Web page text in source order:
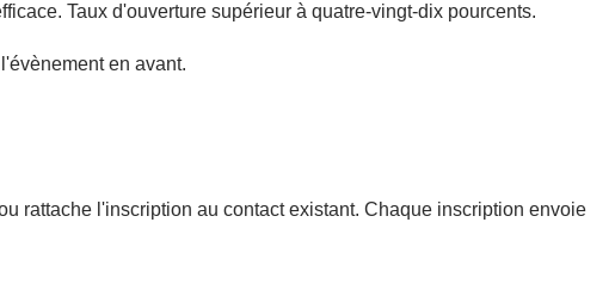
Taux d'ouverture supérieur à quatre-vingt-dix pourcents.
en avant.
rattache l'inscription au contact existant. Chaque inscription envoie